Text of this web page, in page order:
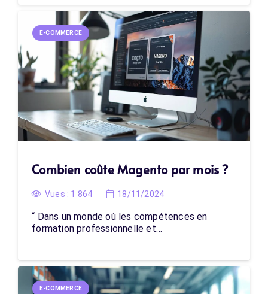
E-COMMERCE
Combien coûte Magento par mois ?
Vues : 1 864 18/11/2024
“ Dans un monde où les compétences en
formation professionnelle et…
E-COMMERCE